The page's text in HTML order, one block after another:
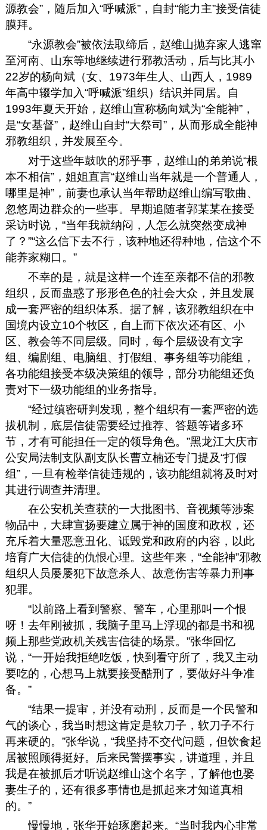
源教会”，随后加入“呼喊派”，自封“能力主”接受信徒
膜拜。
“永源教会”被依法取缔后，赵维山抛弃家人逃窜
至河南、山东等地继续进行邪教活动，后与比其小
22岁的杨向斌（女、1973年生人、山西人，1989
年高中辍学加入“呼喊派”组织）结识并同居。自
1993年夏天开始，赵维山宣称杨向斌为“全能神”，
是“女基督”，赵维山自封“大祭司”，从而形成全能神
邪教组织，并发展至今。
对于这些年鼓吹的邪乎事，赵维山的弟弟说“根
本不相信”，姐姐直言“赵维山当年就是一个普通人，
哪里是神”，前妻也承认当年帮助赵维山编写歌曲、
忽悠周边群众的一些事。早期追随者郭某某在接受
采访时说，“当年我就纳闷，人怎么就突然变成神
了？”“这么信下去不行，该种地还得种地，信这个不
能养家糊口。”
不幸的是，就是这样一个连至亲都不信的邪教
组织，反而蛊惑了形形色色的社会大众，并且发展
成一套严密的组织体系。据了解，该邪教组织在中
国境内设立10个牧区，自上而下依次还有区、小
区、教会等不同层级。同时，每个层级设有文字
组、编剧组、电脑组、打假组、事务组等功能组，
各功能组接受本级决策组的领导，部分功能组还负
责对下一级功能组的业务指导。
“经过缜密研判发现，整个组织有一套严密的选
拔机制，底层信徒需要经过推荐、答题等诸多环
节，才有可能担任一定的领导角色。”黑龙江大庆市
公安局法制支队副支队长曹立楠还专门提及“打假
组”，一旦有检举信徒违规的，该功能组就将及时对
其进行调查并清理。
在公安机关查获的一大批图书、音视频等涉案
物品中，大肆宣扬要建立属于神的国度和政权，还
充斥着大量恶意丑化、诋毁党和政府的内容，以此
培育广大信徒的仇恨心理。这些年来，“全能神”邪教
组织人员屡屡犯下故意杀人、故意伤害等暴力刑事
犯罪。
“以前路上看到警察、警车，心里那叫一个恨
呀！去年刚被抓，我脑子里马上浮现的都是书和视
频上那些党政机关残害信徒的场景。”张华回忆
说，“一开始我拒绝吃饭，快到看守所了，我又主动
要吃的，心想马上就要接受酷刑了，要做好斗争准
备。”
“结果一提审，并没有动刑，反而是一个民警和
气的谈心，我当时想这肯定是软刀子，软刀子不行
再来硬的。”张华说，“我坚持不交代问题，但饮食起
居被照顾得挺好。后来民警摆事实，讲道理，并且
我是在被抓后才听说赵维山这个名字，了解他也娶
妻生子的，还有很多事情也是抓起来才知道真相
的。”
慢慢地，张华开始琢磨起来。“当时我内心非常